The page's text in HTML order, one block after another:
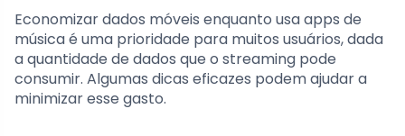
Economizar dados móveis enquanto usa apps de
música é uma prioridade para muitos usuários, dada
a quantidade de dados que o streaming pode
consumir. Algumas dicas eficazes podem ajudar a
minimizar esse gasto.